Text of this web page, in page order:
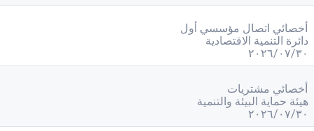
أخصائي اتصال مؤسسي أول
دائرة التنمية الاقتصادية
٣٠‏/٠٧‏/٢٠٢٦
أخصائي مشتريات
هيئة حماية البيئة والتنمية
٣٠‏/٠٧‏/٢٠٢٦